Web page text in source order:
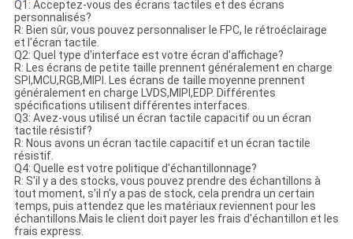
Q1: Acceptez-vous des écrans tactiles et des écrans
personnalisés?
R: Bien sûr, vous pouvez personnaliser le FPC, le rétroéclairage
et l'écran tactile.
Q2: Quel type d'interface est votre écran d'affichage?
R: Les écrans de petite taille prennent généralement en charge
SPI,MCU,RGB,MIPI. Les écrans de taille moyenne prennent
généralement en charge LVDS,MIPI,EDP. Différentes
spécifications utilisent différentes interfaces.
Q3: Avez-vous utilisé un écran tactile capacitif ou un écran
tactile résistif?
R: Nous avons un écran tactile capacitif et un écran tactile
résistif.
Q4: Quelle est votre politique d'échantillonnage?
R: S'il y a des stocks, vous pouvez prendre des échantillons à
tout moment, s'il n'y a pas de stock, cela prendra un certain
temps, puis attendez que les matériaux reviennent pour les
échantillons.Mais le client doit payer les frais d'échantillon et les
frais express.